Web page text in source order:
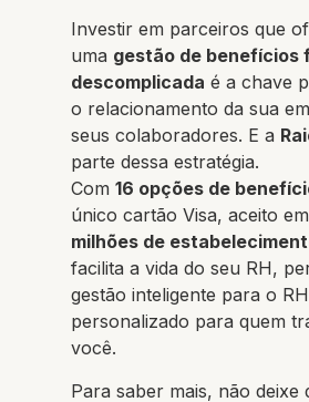
Investir em parceiros que
uma gestão de benefícios
descomplicada é a chave
o relacionamento da sua
seus colaboradores. E a
parte dessa estratégia.
Com 16 opções de
único cartão Visa, aceito
milhões de
facilita a vida do seu RH,
gestão inteligente para o
personalizado para quem
você.
Para saber mais, não deixe